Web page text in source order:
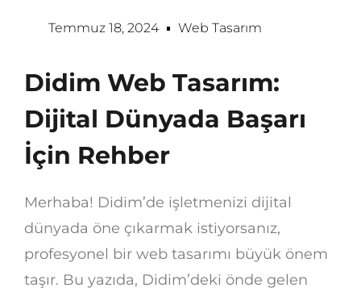
Temmuz 18, 2024 Web Tasarım
Didim Web Tasarım:
Dijital Dünyada Başarı
İçin Rehber
Merhaba! Didim’de işletmenizi dijital
dünyada öne çıkarmak istiyorsanız,
profesyonel bir web tasarımı büyük önem
taşır. Bu yazıda, Didim’deki önde gelen